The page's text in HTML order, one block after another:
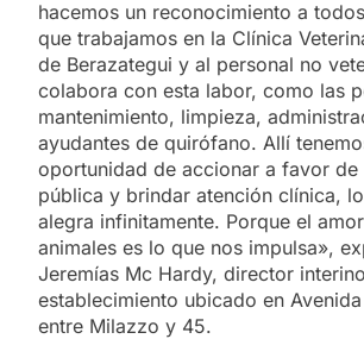
hacemos un reconocimiento a
que trabajamos en la Clínica
de Berazategui y al personal no
colabora con esta labor, como las
mantenimiento, limpieza,
ayudantes de quirófano. Allí
oportunidad de accionar a favor de
pública y brindar atención clínica,
alegra infinitamente. Porque el
animales es lo que nos impulsa»,
Jeremías Mc Hardy, director
establecimiento ubicado en
entre Milazzo y 45.